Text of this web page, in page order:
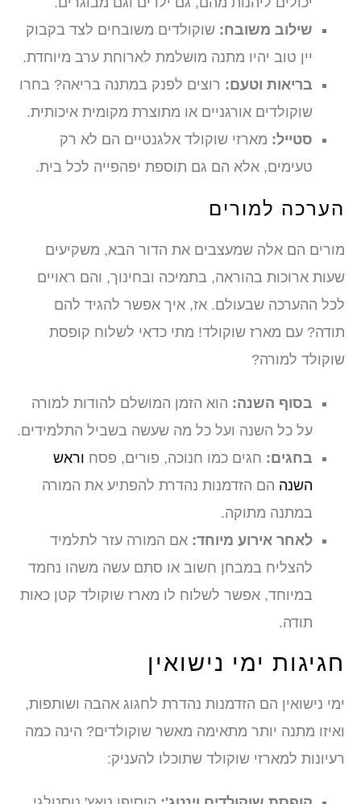
שילוב משובח: שוקולדים משובחים לצד בקבוק
יין טוב יהיו מתנה מושלמת לארוחת ערב מיוחדת.
בריאות וטעם: רוצים לפנק במתנה בריאה? בחרו
שוקולדים אורגניים או מתוצרת מקומית איכותית.
סטייל: מארזי שוקולד אלגנטיים הם לא רק
טעימים, אלא הם גם תוספת יפהפייה לכל בית.
הערכה למורים
מורים הם אלה שמעצבים את הדור הבא, משקיעים
שעות ארוכות בהוראה, בתמיכה ובחינוך, והם ראויים
לכל ההערכה שבעולם. אז, איך אפשר להגיד להם
תודה? עם מארז שוקולד! מתי כדאי לשלוח קופסת
שוקולד למורה?
בסוף השנה: הוא הזמן המושלם להודות למורה
על כל השנה ועל כל מה שעשה בשביל התלמידים.
בחגים: חגים כמו חנוכה, פורים, פסח וראש
השנה הם הזדמנות נהדרת להפתיע את המורה
במתנה מתוקה.
לאחר אירוע מיוחד: אם המורה עזר לתלמיד
להצליח במבחן חשוב או סתם עשה משהו נחמד
במיוחד, אפשר לשלוח לו מארז שוקולד קטן כאות
תודה.
חגיגות ימי נישואין
ימי נישואין הם הזדמנות נהדרת לחגוג אהבה ושותפות,
ואיזו מתנה יותר מתאימה מאשר שוקולדים? הינה כמה
רעיונות למארזי שוקולד שתוכלו להעניק: